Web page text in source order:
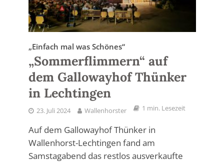
„Einfach mal was Schönes“
„Sommerflimmern“ auf
dem Gallowayhof Thünker
in Lechtingen
23. Juli 2024 Wallenhorster 1 min. Lesezeit
Auf dem Gallowayhof Thünker in
Wallenhorst-Lechtingen fand am
Samstagabend das restlos ausverkaufte